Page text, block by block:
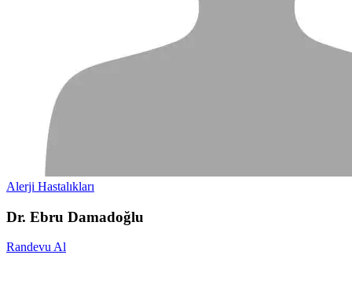
Alerji Hastalıkları
Dr. Ebru Damadoğlu
Randevu Al